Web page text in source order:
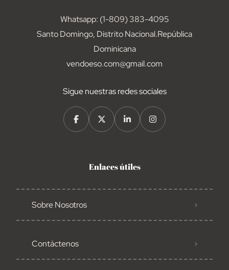
Whatsapp: (1-809) 383-4095
Santo Domingo, Distrito Nacional.República
Dominicana
vendoeso.com@gmail.com
Sigue nuestras redes sociales
Enlaces útiles
Sobre Nosotros
Contáctenos